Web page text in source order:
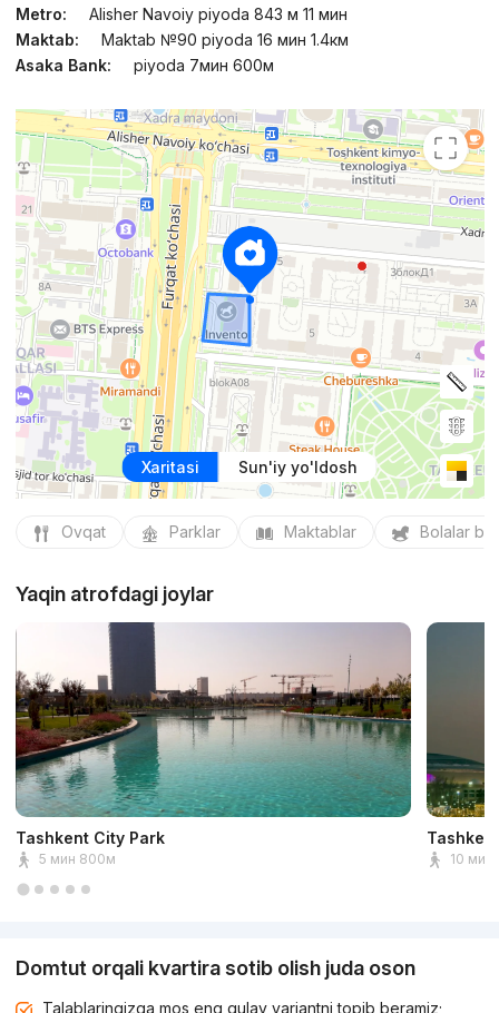
Metro:
Alisher Navoiy piyoda 843 м 11 мин
Maktab:
Maktab №90 piyoda 16 мин 1.4км
Asaka Bank:
piyoda 7мин 600м
Xaritasi Sun'iy yo'ldosh
Ovqat Parklar Maktablar Bolalar
Yaqin atrofdagi joylar
Tashkent City Park
5 мин 800м 10 мин
Domtut orqali kvartira sotib olish juda oson
Talablaringizga mos eng qulay variantni topib beramiz;